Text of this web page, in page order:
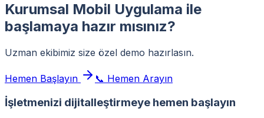
Kurumsal Mobil Uygulama ile
başlamaya hazır mısınız?
Uzman ekibimiz size özel demo hazırlasın.
Hemen Başlayın 📞 Hemen Arayın
İşletmenizi dijitalleştirmeye hemen başlayın